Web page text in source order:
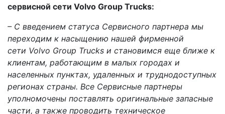
сервисной сети Volvo Group Trucks:
– С введением статуса Сервисного партнера мы
переходим к насыщению нашей фирменной
сети Volvo Group Trucks и становимся еще ближе к
клиентам, работающим в малых городах и
населенных пунктах, удаленных и труднодоступных
регионах страны. Все Сервисные партнеры
уполномочены поставлять оригинальные запасные
части, а также проводить техническое